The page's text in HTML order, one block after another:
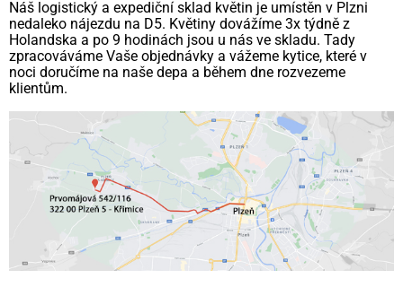
Náš logistický a expediční sklad květin je umístěn v Plzni
nedaleko nájezdu na D5. Květiny dovážíme 3x týdně z
Holandska a po 9 hodinách jsou u nás ve skladu. Tady
zpracováváme Vaše objednávky a vážeme kytice, které v
noci doručíme na naše depa a během dne rozvezeme
klientům.